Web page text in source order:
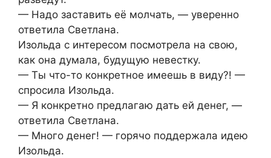
— Надо заставить её молчать, — уверенно
ответила Светлана.
Изольда с интересом посмотрела на свою,
как она думала, будущую невестку.
— Ты что-то конкретное имеешь в виду?! —
спросила Изольда.
— Я конкретно предлагаю дать ей денег, —
ответила Светлана.
— Много денег! — горячо поддержала идею
Изольда.